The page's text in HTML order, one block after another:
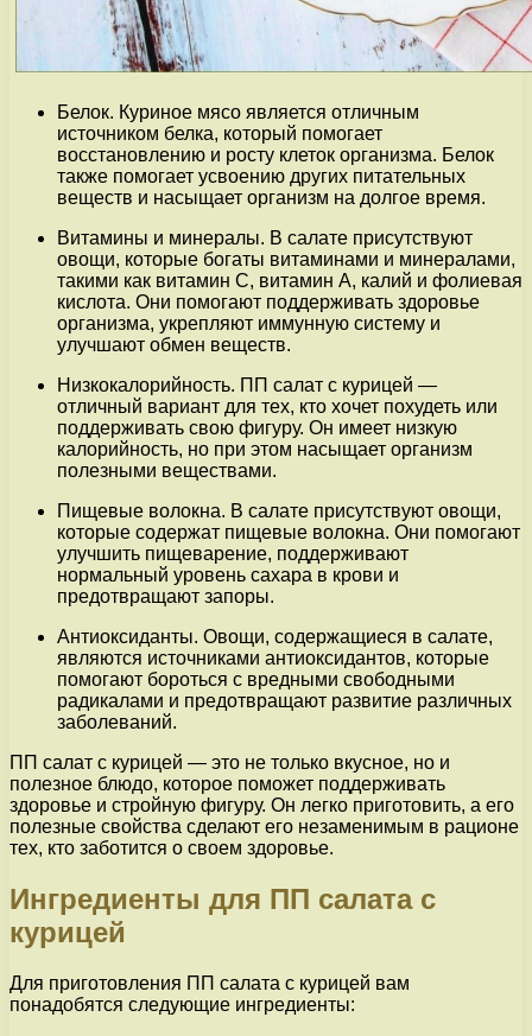
Белок. Куриное мясо является отличным
источником белка, который помогает
восстановлению и росту клеток организма. Белок
также помогает усвоению других питательных
веществ и насыщает организм на долгое время.
Витамины и минералы. В салате присутствуют
овощи, которые богаты витаминами и минералами,
такими как витамин С, витамин А, калий и фолиевая
кислота. Они помогают поддерживать здоровье
организма, укрепляют иммунную систему и
улучшают обмен веществ.
Низкокалорийность. ПП салат с курицей —
отличный вариант для тех, кто хочет похудеть или
поддерживать свою фигуру. Он имеет низкую
калорийность, но при этом насыщает организм
полезными веществами.
Пищевые волокна. В салате присутствуют овощи,
которые содержат пищевые волокна. Они помогают
улучшить пищеварение, поддерживают
нормальный уровень сахара в крови и
предотвращают запоры.
Антиоксиданты. Овощи, содержащиеся в салате,
являются источниками антиоксидантов, которые
помогают бороться с вредными свободными
радикалами и предотвращают развитие различных
заболеваний.
ПП салат с курицей — это не только вкусное, но и
полезное блюдо, которое поможет поддерживать
здоровье и стройную фигуру. Он легко приготовить, а его
полезные свойства сделают его незаменимым в рационе
тех, кто заботится о своем здоровье.
Ингредиенты для ПП салата с
курицей
Для приготовления ПП салата с курицей вам
понадобятся следующие ингредиенты: